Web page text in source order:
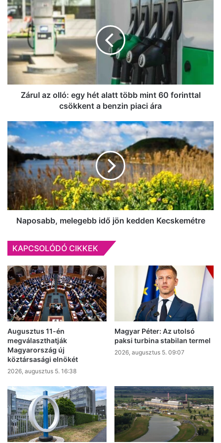
az
olló:
egy
hét
alatt
több
60
forinttal
benzin
piaci
ára
Zárul az olló: egy hét alatt több mint 60 forinttal
csökkent a benzin piaci ára
Naposabb,
melegebb
idő
kedden
Kecskemétre
Naposabb, melegebb idő jön kedden Kecskemétre
KAPCSOLÓDÓ CIKKEK
Augusztus 11-én
megválaszthatják
Magyarország új
köztársasági elnökét
2026, augusztus 5. 16:38
Magyar Péter: Az utolsó
paksi turbina stabilan termel
2026, augusztus 5. 09:07